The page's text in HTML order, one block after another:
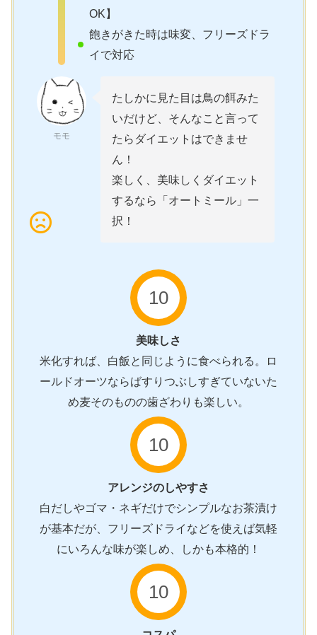
OK】
飽きがきた時は味変、フリーズドラ
イで対応
モモ
たしかに見た目は鳥の餌みた
いだけど、そんなこと言って
たらダイエットはできませ
ん！
楽しく、美味しくダイエット
するなら「オートミール」一
択！
10
美味しさ
米化すれば、白飯と同じように食べられる。ロ
ールドオーツならばすりつぶしすぎていないた
め麦そのものの歯ざわりも楽しい。
10
アレンジのしやすさ
白だしやゴマ・ネギだけでシンプルなお茶漬け
が基本だが、フリーズドライなどを使えば気軽
にいろんな味が楽しめ、しかも本格的！
10